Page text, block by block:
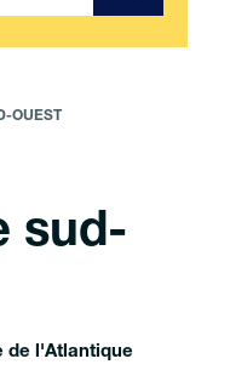
OUEST
sud-
de l'Atlantique